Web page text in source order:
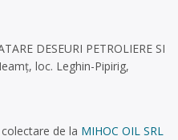
DESEURI PETROLIERE SI
loc. Leghin-Pipirig,
de la MIHOC OIL SRL